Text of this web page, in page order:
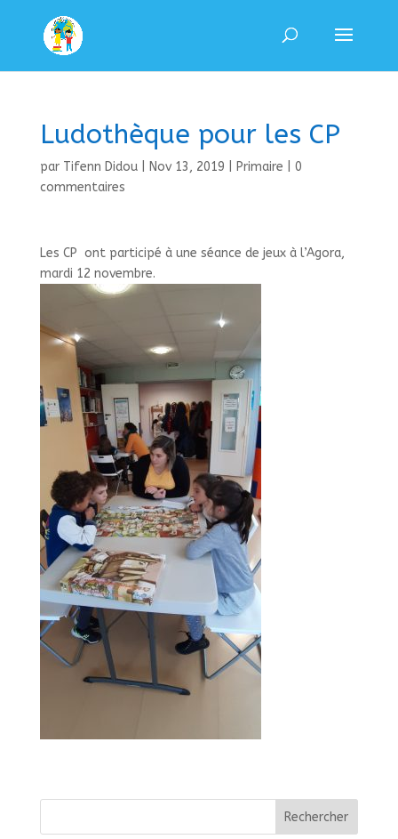
Ludothèque pour les CP
par Tifenn Didou| Nov 13, 2019 Primaire
0
commentaires
Les CP ont participé à une séance de jeux à l’Agora,
mardi 12 novembre.